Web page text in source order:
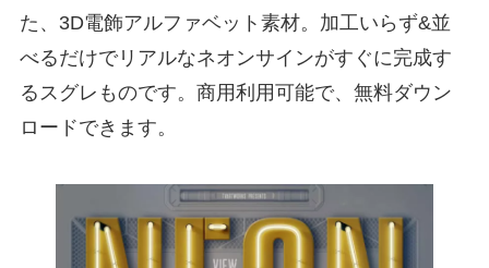
た、3D電飾アルファベット素材。加工いらず&並
べるだけでリアルなネオンサインがすぐに完成す
るスグレものです。商用利用可能で、無料ダウン
ロードできます。